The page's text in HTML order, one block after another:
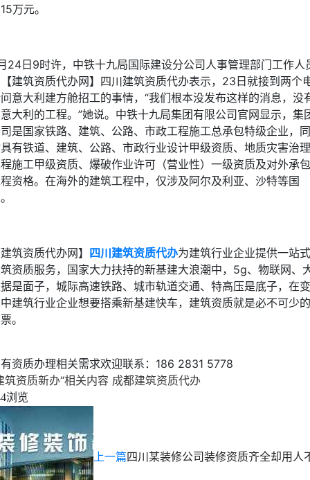
万元。
24日9时许，中铁十九局国际建设分公司人事管理部门工作人
建筑资质代办网】四川建筑资质代办表示，23日就接到两个
意大利建方舱招工的事情，“我们根本没发布这样的消息，没
大利的工程。”她说。中铁十九局集团有限公司官网显示，集
是国家铁路、建筑、公路、市政工程施工总承包特级企业，同
有铁道、建筑、公路、市政行业设计甲级资质、地质灾害治理
施工甲级资质、爆破作业许可（营业性）一级资质及对外承包
资格。在海外的建筑工程中，仅涉及阿尔及利亚、沙特等国
筑资质代办网】 四川建筑资质代办为建筑行业企业提供一站式
资质服务，国家大力扶持的新基建大浪潮中，5g、物联网、
是面子，城际高速铁路、城市轨道交通、特高压是底子，在变
建筑行业企业想要搭乘新基建快车，建筑资质就是必不可少的
。
资质办理相关需求欢迎联系：186 2831 5778
筑资质新办“相关内容 成都建筑资质代办
浏览
上一篇四川某装修公司装修资质齐全却用人